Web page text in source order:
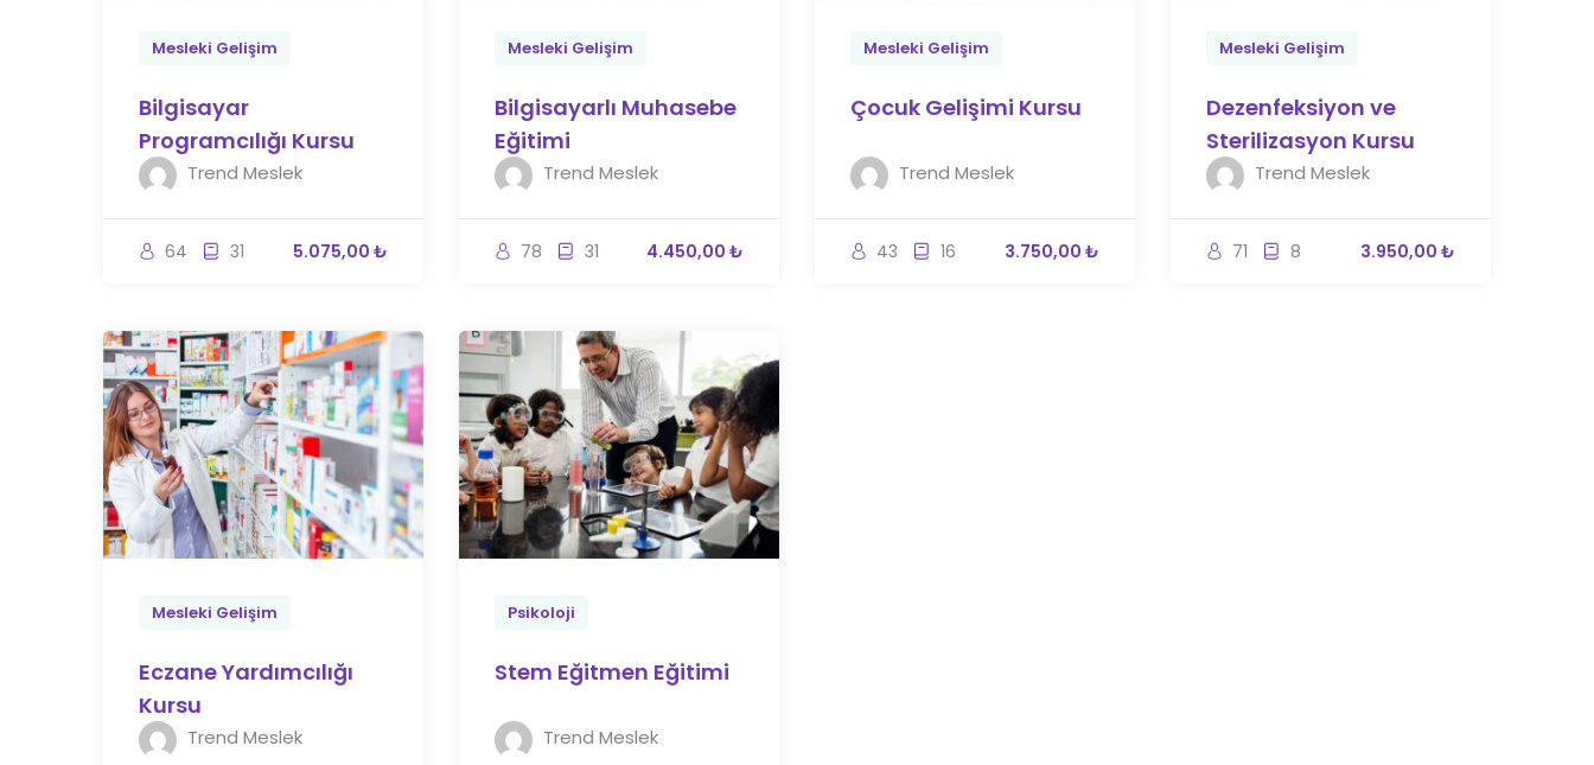
Mesleki Gelişim
Bilgisayar
Programcılığı Kursu
Trend Meslek
64 31 5.075,00 ₺
Mesleki Gelişim
Bilgisayarlı Muhasebe
Eğitimi
Trend Meslek
78 31 4.450,00 ₺
Mesleki Gelişim
Çocuk Gelişimi Kursu
Trend Meslek
43 16 3.750,00 ₺
Mesleki Gelişim
Dezenfeksiyon ve
Sterilizasyon Kursu
Trend Meslek
71 8 3.950,00 ₺
Mesleki Gelişim
Eczane Yardımcılığı
Kursu
Trend Meslek
Psikoloji
Stem Eğitmen Eğitimi
Trend Meslek